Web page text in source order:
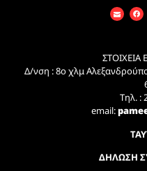
ΣΤΟΙΧΕΙΑ
Δ/νση : 8ο χλμ
Τηλ. :
email:
ΔΗΛΩΣΗ